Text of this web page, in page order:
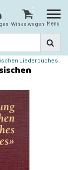
0
Winkelwagen Menu
Liederbuches.